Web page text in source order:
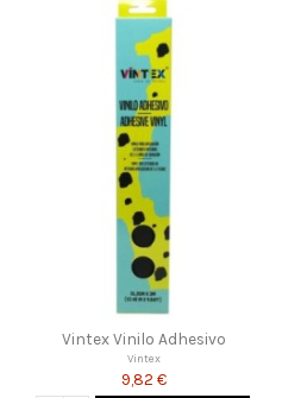
Vintex Vinilo Adhesivo
Vintex
9,82 €